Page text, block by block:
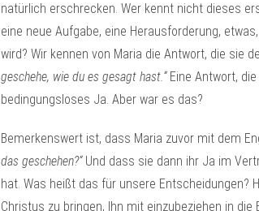
natürlich erschrecken. Wer kennt nicht dieses
eine neue Aufgabe, eine Herausforderung,
wird? Wir kennen von Maria die Antwort, die sie
geschehe, wie du es gesagt hast.“ Eine Antwort,
bedingungsloses Ja. Aber war es das?
Bemerkenswert ist, dass Maria zuvor mit dem
das geschehen?“ Und dass sie dann ihr Ja im
hat. Was heißt das für unsere Entscheidungen?
Christus zu bringen, Ihn mit einzubeziehen in